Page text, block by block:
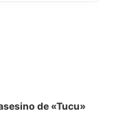
de «Tucu»